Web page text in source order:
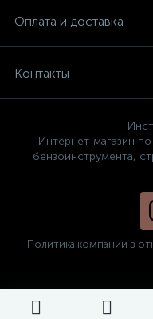
Оплата и доставка
Контакты
Интернет-магазин
бензоинструмента,
Политика компании в